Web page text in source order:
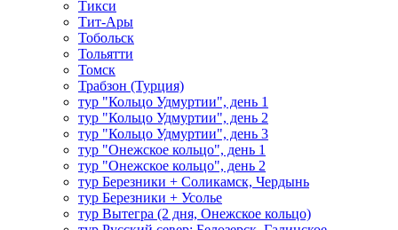
Тикси
Тит-Ары
Тобольск
Тольятти
Томск
Трабзон (Турция)
тур "Кольцо Удмуртии", день 1
тур "Кольцо Удмуртии", день 2
тур "Кольцо Удмуртии", день 3
тур "Онежское кольцо", день 1
тур "Онежское кольцо", день 2
тур Березники + Соликамск, Чердынь
тур Березники + Усолье
тур Вытегра (2 дня, Онежское кольцо)